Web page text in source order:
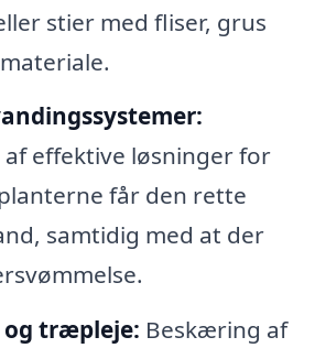
stier med fliser, grus
effektive løsninger for
får den rette
samtidig med at der
træpleje: Beskæring af